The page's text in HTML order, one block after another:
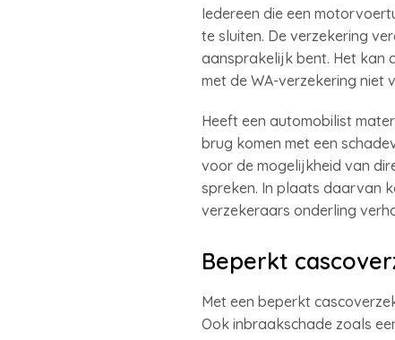
Iedereen die een
te sluiten. De verzekering
aansprakelijk bent. Het kan
met de WA-verzekering niet
Heeft een automobilist
brug komen met een
voor de mogelijkheid van
spreken. In plaats daarvan
verzekeraars onderling
Beperkt
Met een beperkt
Ook inbraakschade zoals